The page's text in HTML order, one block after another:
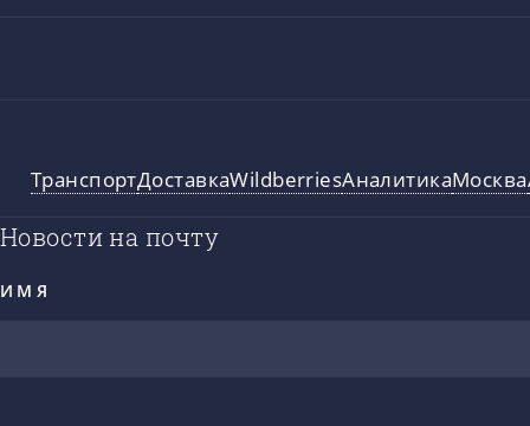
ТранспортДоставкаWildberriesАналитикаМосква
Новости на почту
ИМЯ